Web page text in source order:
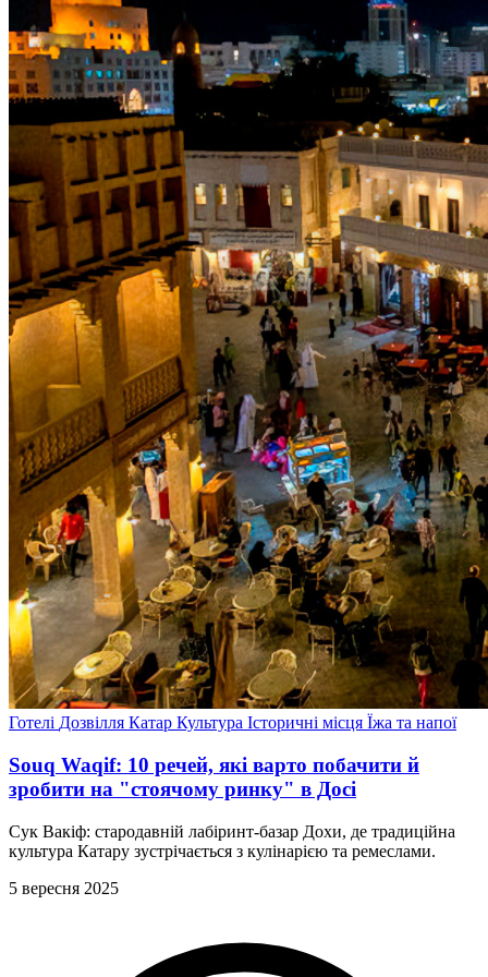
Готелі Дозвілля Катар Культура Історичні місця Їжа та напої
Souq Waqif: 10 речей, які варто побачити й
зробити на "стоячому ринку" в Досі
Сук Вакіф: стародавній лабіринт-базар Дохи, де традиційна
культура Катару зустрічається з кулінарією та ремеслами.
5 вересня 2025